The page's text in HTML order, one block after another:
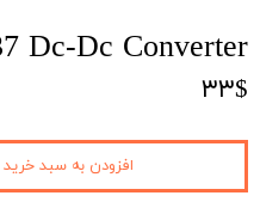
Dc-Dc Converter
۳۳$
افزودن به سبد خرید